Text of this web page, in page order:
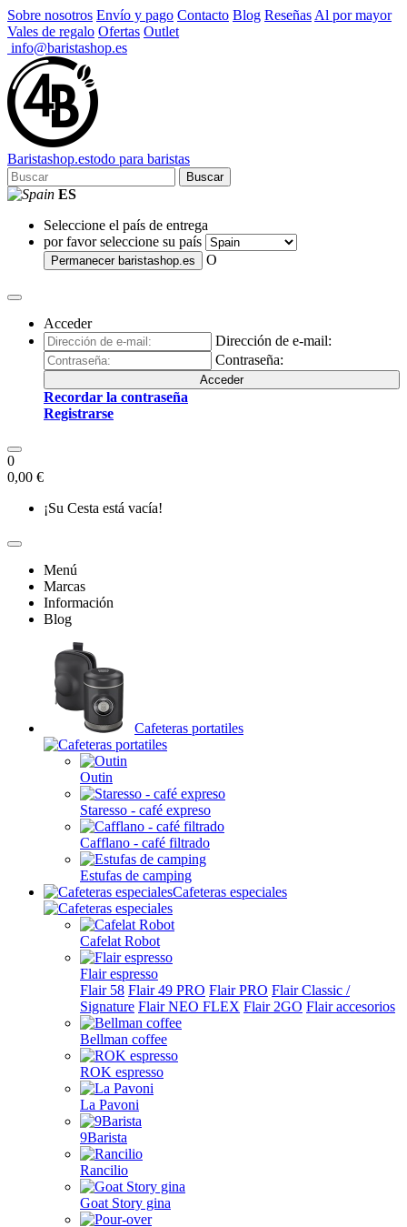
Sobre nosotros Envío y pago Contacto Blog Reseñas Al por mayor
Vales de regalo Ofertas Outlet
info@baristashop.es
Baristashop.estodo para baristas
Buscar
ES
Seleccione el país de entrega
por favor seleccione su país
Permanecer baristashop.es O
Acceder
Dirección de e-mail:
Contraseña:
Acceder
Recordar la contraseña
Registrarse
0
0,00 €
¡Su Cesta está vacía!
Menú
Marcas
Información
Blog
Cafeteras portatiles
Outin
Staresso - café expreso
Cafflano - café filtrado
Estufas de camping
Cafeteras especiales
Cafelat Robot
Flair espresso
Flair 58 Flair 49 PRO Flair PRO Flair Classic /
Signature Flair NEO FLEX Flair 2GO Flair accesorios
Bellman coffee
ROK espresso
La Pavoni
9Barista
Rancilio
Goat Story gina